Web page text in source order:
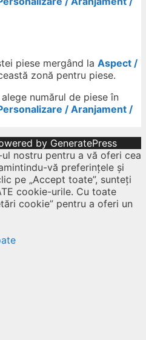
piese mergând la Aspect /
zonă pentru piese.
numărul de piese în
/ Aranjament /
by GeneratePress
nostru pentru a vă oferi cea
vă preferințele și
pe „Accept toate”, sunteți
cookie-urile. Cu toate
cookie” pentru a oferi un